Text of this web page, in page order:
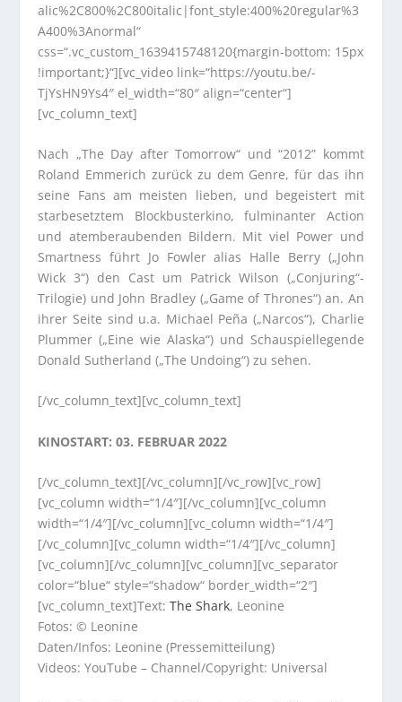
alic%2C800%2C800italic|font_style:400%20regular%3
A400%3Anormal“
css=“.vc_custom_1639415748120{margin-bottom: 15px
!important;}“][vc_video link=“https://youtu.be/-
TjYsHN9Ys4″ el_width=“80″ align=“center“]
[vc_column_text]
Nach „The Day after Tomorrow“ und “2012” kommt
Roland Emmerich zurück zu dem Genre, für das ihn
seine Fans am meisten lieben, und begeistert mit
starbesetztem Blockbusterkino, fulminanter Action
und atemberaubenden Bildern. Mit viel Power und
Smartness führt Jo Fowler alias Halle Berry („John
Wick 3“) den Cast um Patrick Wilson („Conjuring“-
Trilogie) und John Bradley („Game of Thrones“) an. An
ihrer Seite sind u.a. Michael Peña („Narcos“), Charlie
Plummer („Eine wie Alaska“) und Schauspiellegende
Donald Sutherland („The Undoing“) zu sehen.
[/vc_column_text][vc_column_text]
KINOSTART: 03. FEBRUAR 2022
[/vc_column_text][/vc_column][/vc_row][vc_row]
[vc_column width=“1/4″][/vc_column][vc_column
width=“1/4″][/vc_column][vc_column width=“1/4″]
[/vc_column][vc_column width=“1/4″][/vc_column]
[vc_column][/vc_column][vc_column][vc_separator
color=“blue“ style=“shadow“ border_width=“2″]
[vc_column_text]Text:The Shark, Leonine
Fotos: © Leonine
Daten/Infos: Leonine (Pressemitteilung)
Videos: YouTube – Channel/Copyright: Universal